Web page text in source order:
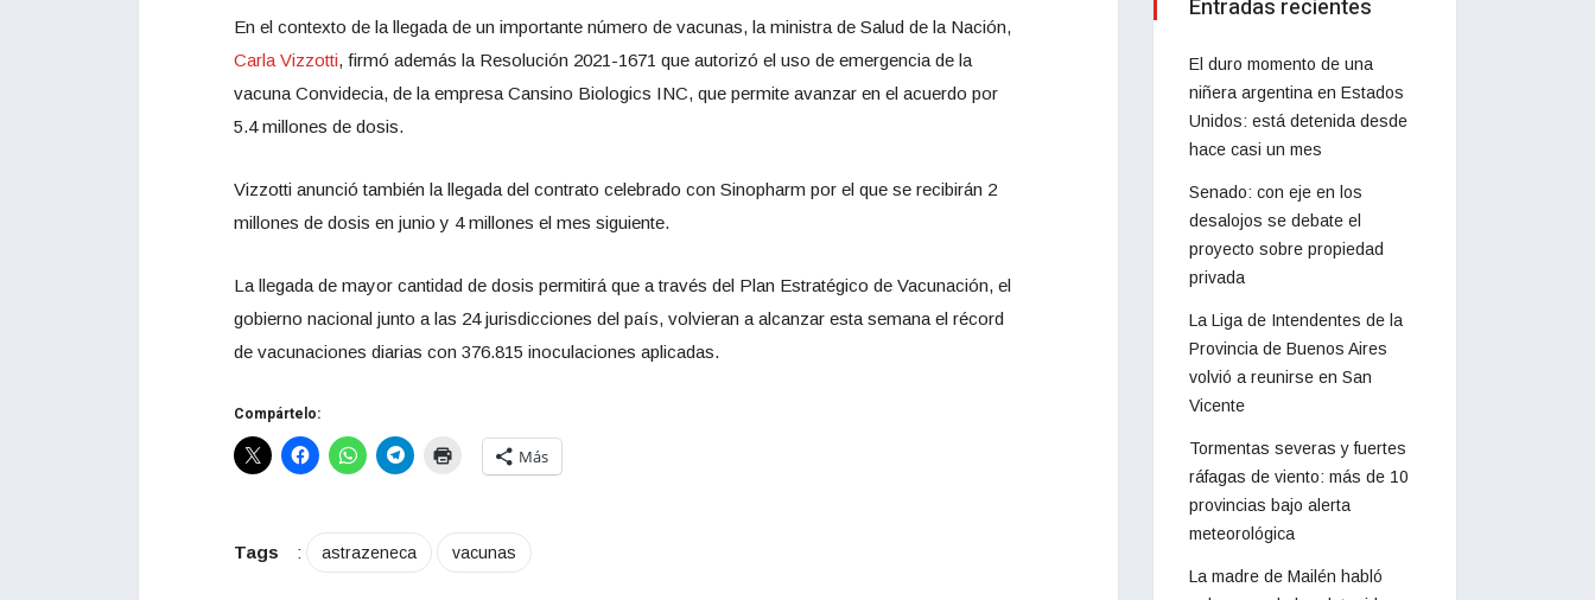
En el contexto de la llegada de un importante número de vacunas, la ministra de Salud de la Nación,
Carla Vizzotti, firmó además la Resolución 2021-1671 que autorizó el uso de emergencia de la
vacuna Convidecia, de la empresa Cansino Biologics INC, que permite avanzar en el acuerdo por
5.4 millones de dosis.
Vizzotti anunció también la llegada del contrato celebrado con Sinopharm por el que se recibirán 2
millones de dosis en junio y 4 millones el mes siguiente.
La llegada de mayor cantidad de dosis permitirá que a través del Plan Estratégico de Vacunación, el
gobierno nacional junto a las 24 jurisdicciones del país, volvieran a alcanzar esta semana el récord
de vacunaciones diarias con 376.815 inoculaciones aplicadas.
Compártelo:
Más
Tags : astrazeneca vacunas
Entradas recientes
El duro momento de una
niñera argentina en Estados
Unidos: está detenida desde
hace casi un mes
Senado: con eje en los
desalojos se debate el
proyecto sobre propiedad
privada
La Liga de Intendentes de la
Provincia de Buenos Aires
volvió a reunirse en San
Vicente
Tormentas severas y fuertes
ráfagas de viento: más de 10
provincias bajo alerta
meteorológica
La madre de Mailén habló